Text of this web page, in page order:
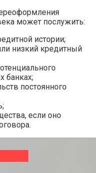
может послужить:
истории;
низкий кредитный
банках;
постоянного
если оно